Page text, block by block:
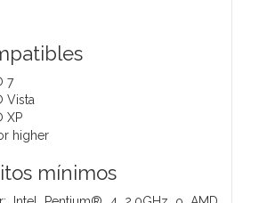
7
Vista
XP
higher
mínimos